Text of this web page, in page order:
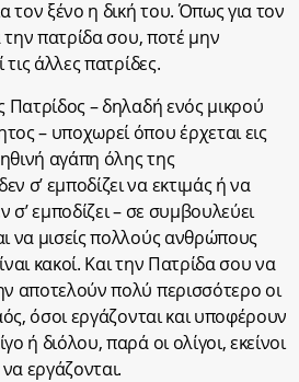
τον ξένο η δική του. Όπως για τον
την πατρίδα σου, ποτέ μην
τις άλλες πατρίδες.
Πατρίδος – δηλαδή ενός μικρού
– υποχωρεί όπου έρχεται εις
αγάπη όλης της
σ’ εμποδίζει να εκτιμάς ή να
σ’ εμποδίζει – σε συμβουλεύει
να μισείς πολλούς ανθρώπους
κακοί. Και την Πατρίδα σου να
αποτελούν πολύ περισσότερο οι
όσοι εργάζονται και υποφέρουν
ή διόλου, παρά οι ολίγοι, εκείνοι
εργάζονται.